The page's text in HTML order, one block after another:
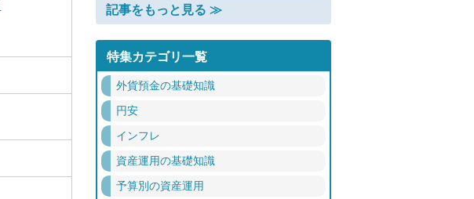
記事をもっと見る ≫
特集カテゴリ一覧
外貨預金の基礎知識
円安
インフレ
資産運用の基礎知識
予算別の資産運用